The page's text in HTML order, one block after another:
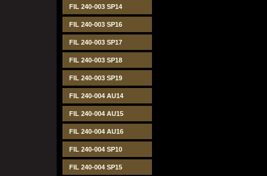
FIL 240-003 SP14
FIL 240-003 SP16
FIL 240-003 SP17
FIL 240-003 SP18
FIL 240-003 SP19
FIL 240-004 AU14
FIL 240-004 AU15
FIL 240-004 AU16
FIL 240-004 SP10
FIL 240-004 SP15